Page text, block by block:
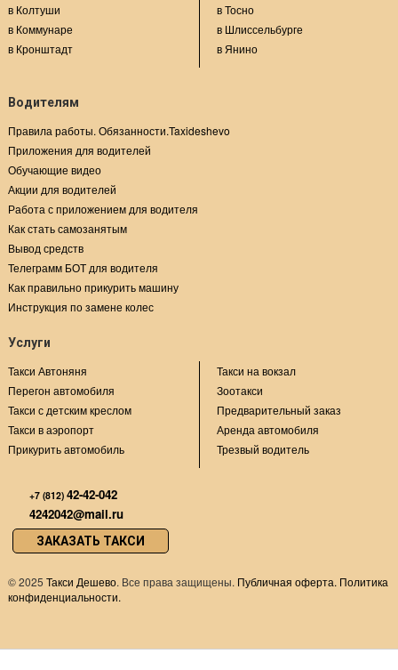
в Колтуши
в Коммунаре
в Кронштадт
в Тосно
в Шлиссельбурге
в Янино
Водителям
Правила работы. Обязанности.Taxideshevo
Приложения для водителей
Обучающие видео
Акции для водителей
Работа с приложением для водителя
Как стать самозанятым
Вывод средств
Телеграмм БОТ для водителя
Как правильно прикурить машину
Инструкция по замене колес
Услуги
Такси Автоняня
Перегон автомобиля
Такси с детским креслом
Такси в аэропорт
Прикурить автомобиль
Такси на вокзал
Зоотакси
Предварительный заказ
Аренда автомобиля
Трезвый водитель
+7 (812) 42-42-042
4242042@mail.ru
ЗАКАЗАТЬ ТАКСИ
©2025 Такси Дешево. Все права защищены. Публичная оферта. Политика
конфиденциальности.